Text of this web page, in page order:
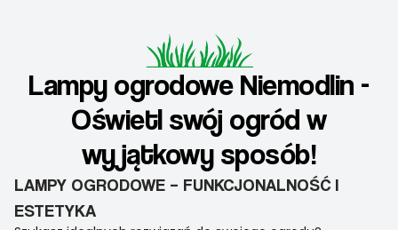
Lampy ogrodowe Niemodlin -
Oświetl swój ogród w
wyjątkowy sposób!
LAMPY OGRODOWE – FUNKCJONALNOŚĆ I
ESTETYKA